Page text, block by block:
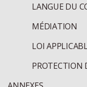
LANGUE DU
MÉDIATION
LOI
PROTECTION